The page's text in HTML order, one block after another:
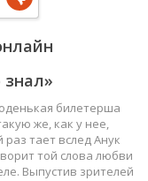
билетерша
же, как у нее,
тает вслед Анук
той слова любви
Выпустив зрителей